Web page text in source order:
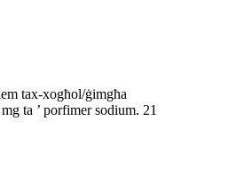
tax-xogħol/ġimgħa
ta ’ porfimer sodium. 21